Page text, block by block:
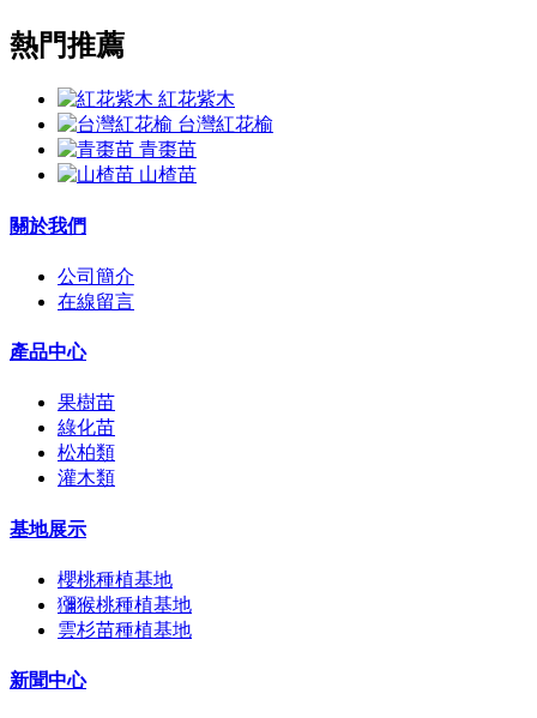
熱門推薦
紅花紫木
台灣紅花榆
青棗苗
山楂苗
關於我們
公司簡介
在線留言
產品中心
果樹苗
綠化苗
松柏類
灌木類
基地展示
櫻桃種植基地
獼猴桃種植基地
雲杉苗種植基地
新聞中心